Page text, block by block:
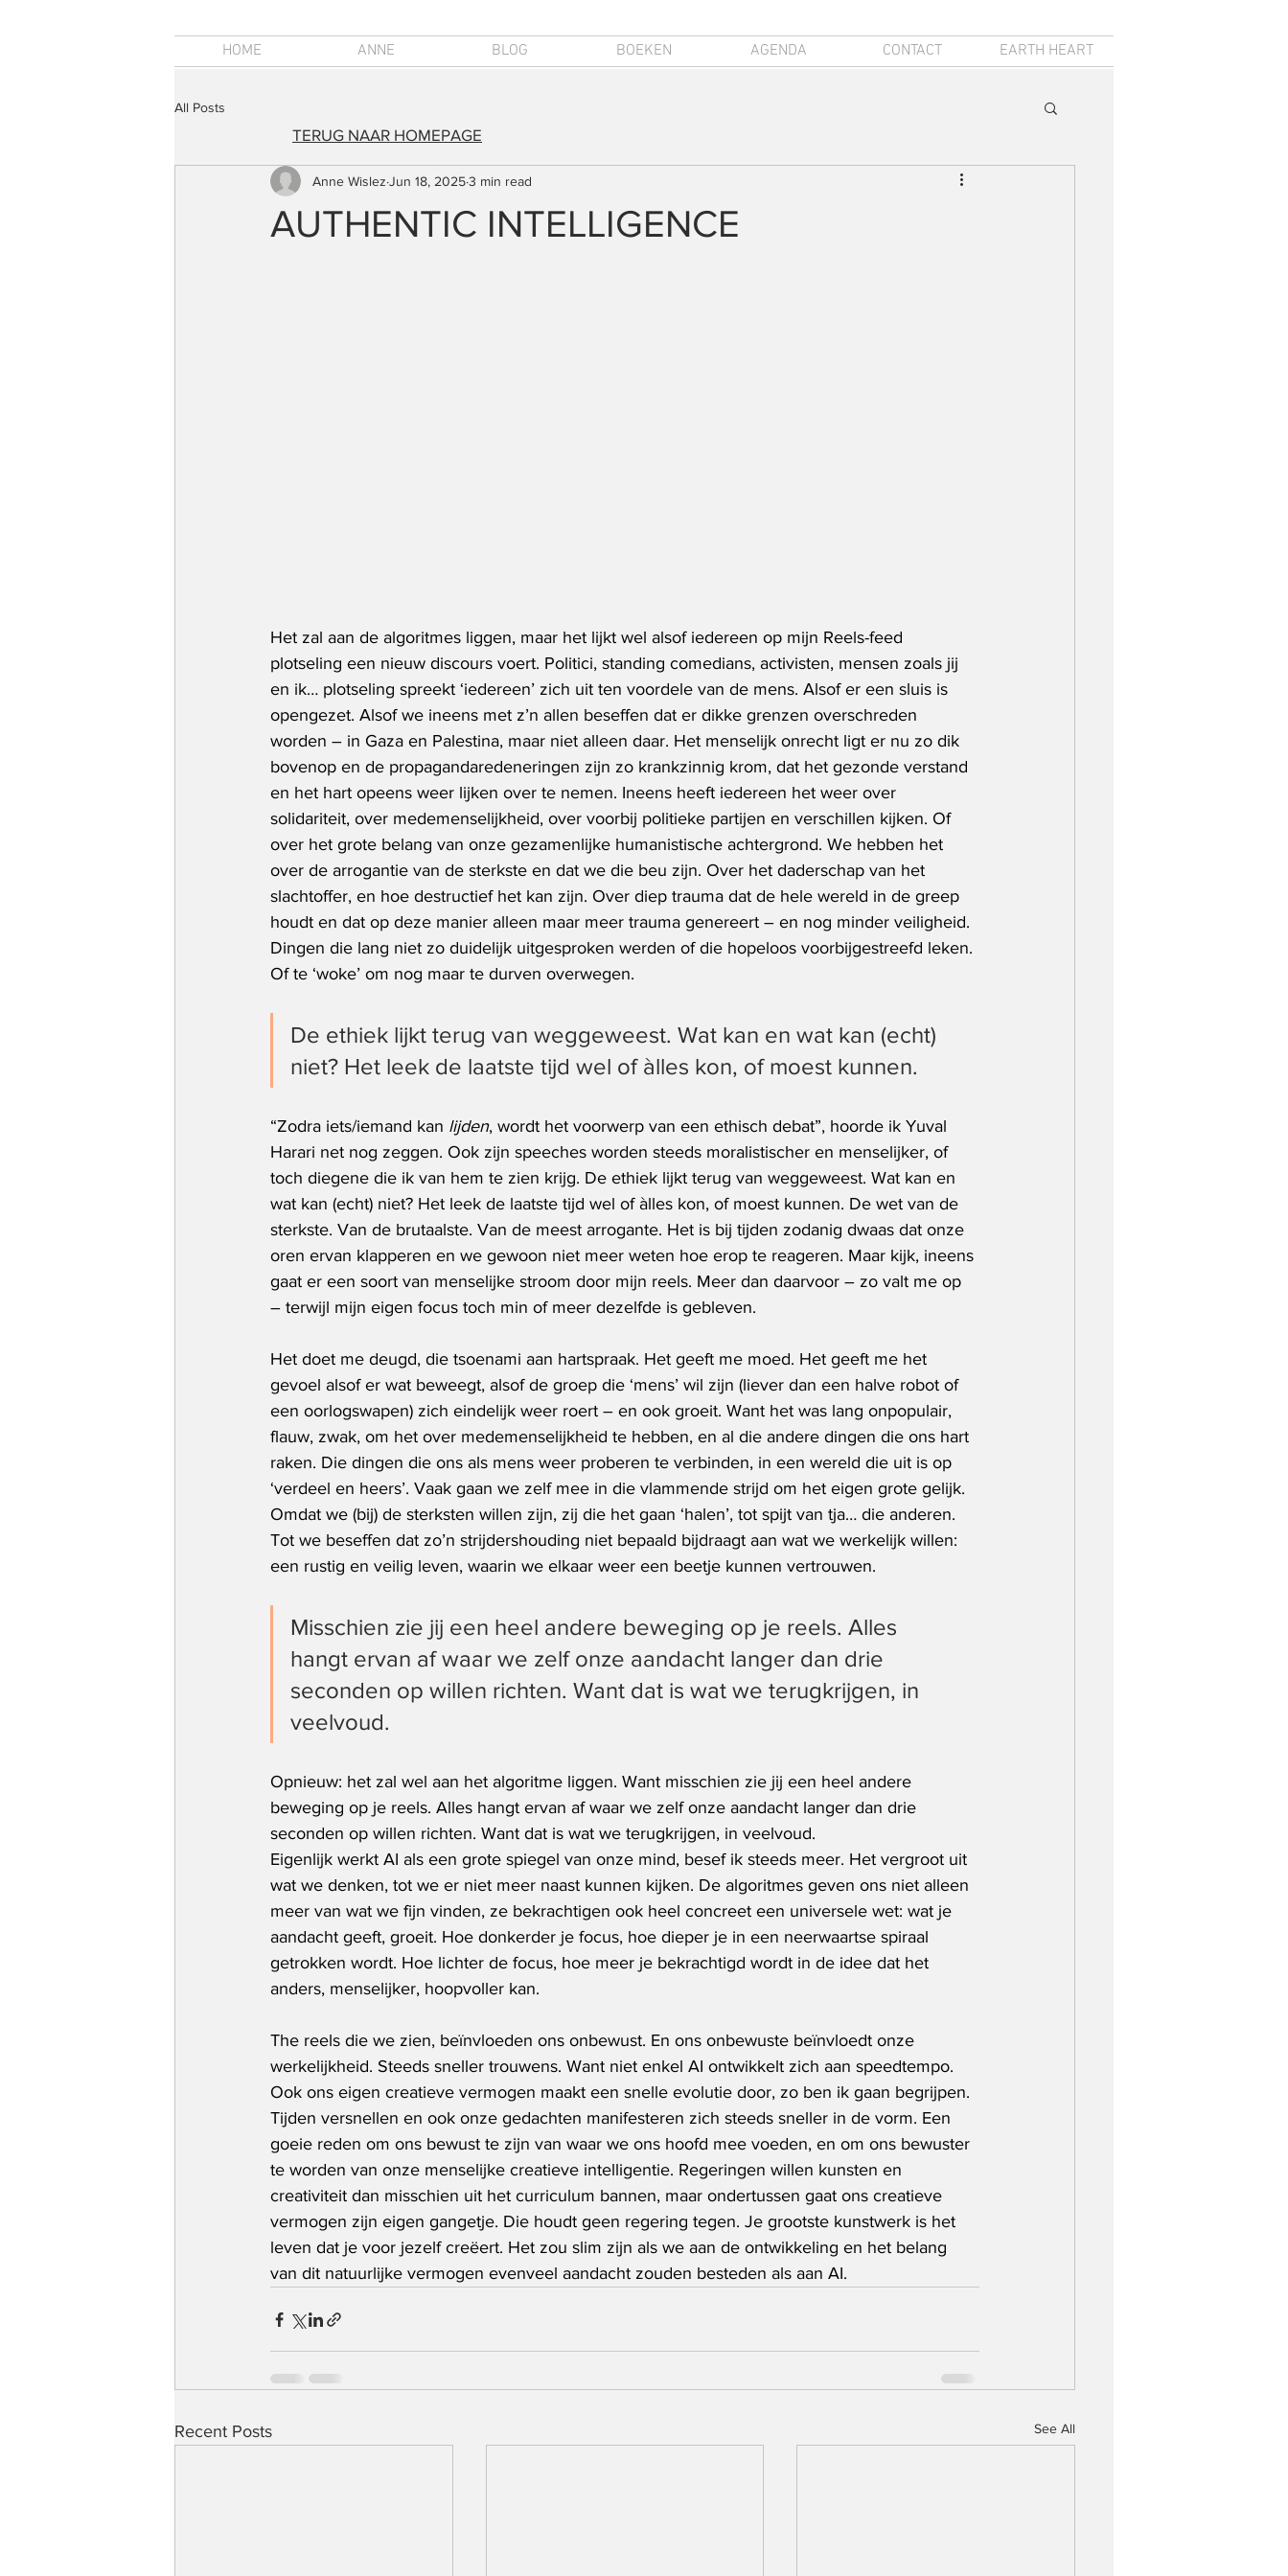
HOME ANNE BLOG BOEKEN AGENDA CONTACT EARTH HEART
All Posts
AUTHENTIC INTELLIGENCE
Anne Wislez Jun 18, 20253 min read
Het zal aan de algoritmes liggen, maar het lijkt wel alsof iedereen op mijn Reels-feed
plotseling een nieuw discours voert. Politici, standing comedians, activisten, mensen zoals jij
en ik… plotseling spreekt ‘iedereen’ zich uit ten voordele van de mens. Alsof er een sluis is
opengezet. Alsof we ineens met z’n allen beseffen dat er dikke grenzen overschreden
worden – in Gaza en Palestina, maar niet alleen daar. Het menselijk onrecht ligt er nu zo dik
bovenop en de propagandaredeneringen zijn zo krankzinnig krom, dat het gezonde verstand
en het hart opeens weer lijken over te nemen. Ineens heeft iedereen het weer over
solidariteit, over medemenselijkheid, over voorbij politieke partijen en verschillen kijken. Of
over het grote belang van onze gezamenlijke humanistische achtergrond. We hebben het
over de arrogantie van de sterkste en dat we die beu zijn. Over het daderschap van het
slachtoffer, en hoe destructief het kan zijn. Over diep trauma dat de hele wereld in de greep
houdt en dat op deze manier alleen maar meer trauma genereert – en nog minder veiligheid.
Dingen die lang niet zo duidelijk uitgesproken werden of die hopeloos voorbijgestreefd leken.
Of te ‘woke’ om nog maar te durven overwegen.
De ethiek lijkt terug van weggeweest. Wat kan en wat kan (echt)
niet? Het leek de laatste tijd wel of àlles kon, of moest kunnen.
“Zodra iets/iemand kan lijden, wordt het voorwerp van een ethisch debat”, hoorde ik Yuval
Harari net nog zeggen. Ook zijn speeches worden steeds moralistischer en menselijker, of
toch diegene die ik van hem te zien krijg. De ethiek lijkt terug van weggeweest. Wat kan en
wat kan (echt) niet? Het leek de laatste tijd wel of àlles kon, of moest kunnen. De wet van de
sterkste. Van de brutaalste. Van de meest arrogante. Het is bij tijden zodanig dwaas dat onze
oren ervan klapperen en we gewoon niet meer weten hoe erop te reageren. Maar kijk, ineens
gaat er een soort van menselijke stroom door mijn reels. Meer dan daarvoor – zo valt me op
– terwijl mijn eigen focus toch min of meer dezelfde is gebleven.
Het doet me deugd, die tsoenami aan hartspraak. Het geeft me moed. Het geeft me het
gevoel alsof er wat beweegt, alsof de groep die ‘mens’ wil zijn (liever dan een halve robot of
een oorlogswapen) zich eindelijk weer roert – en ook groeit. Want het was lang onpopulair,
flauw, zwak, om het over medemenselijkheid te hebben, en al die andere dingen die ons hart
raken. Die dingen die ons als mens weer proberen te verbinden, in een wereld die uit is op
‘verdeel en heers’. Vaak gaan we zelf mee in die vlammende strijd om het eigen grote gelijk.
Omdat we (bij) de sterksten willen zijn, zij die het gaan ‘halen’, tot spijt van tja… die anderen.
Tot we beseffen dat zo’n strijdershouding niet bepaald bijdraagt aan wat we werkelijk willen:
een rustig en veilig leven, waarin we elkaar weer een beetje kunnen vertrouwen.
Misschien zie jij een heel andere beweging op je reels. Alles
hangt ervan af waar we zelf onze aandacht langer dan drie
seconden op willen richten. Want dat is wat we terugkrijgen, in
veelvoud.
Opnieuw: het zal wel aan het algoritme liggen. Want misschien zie jij een heel andere
beweging op je reels. Alles hangt ervan af waar we zelf onze aandacht langer dan drie
seconden op willen richten. Want dat is wat we terugkrijgen, in veelvoud.
Eigenlijk werkt AI als een grote spiegel van onze mind, besef ik steeds meer. Het vergroot uit
wat we denken, tot we er niet meer naast kunnen kijken. De algoritmes geven ons niet alleen
meer van wat we fijn vinden, ze bekrachtigen ook heel concreet een universele wet: wat je
aandacht geeft, groeit. Hoe donkerder je focus, hoe dieper je in een neerwaartse spiraal
getrokken wordt. Hoe lichter de focus, hoe meer je bekrachtigd wordt in de idee dat het
anders, menselijker, hoopvoller kan.
The reels die we zien, beïnvloeden ons onbewust. En ons onbewuste beïnvloedt onze
werkelijkheid. Steeds sneller trouwens. Want niet enkel AI ontwikkelt zich aan speedtempo.
Ook ons eigen creatieve vermogen maakt een snelle evolutie door, zo ben ik gaan begrijpen.
Tijden versnellen en ook onze gedachten manifesteren zich steeds sneller in de vorm. Een
goeie reden om ons bewust te zijn van waar we ons hoofd mee voeden, en om ons bewuster
te worden van onze menselijke creatieve intelligentie. Regeringen willen kunsten en
creativiteit dan misschien uit het curriculum bannen, maar ondertussen gaat ons creatieve
vermogen zijn eigen gangetje. Die houdt geen regering tegen. Je grootste kunstwerk is het
leven dat je voor jezelf creëert. Het zou slim zijn als we aan de ontwikkeling en het belang
van dit natuurlijke vermogen evenveel aandacht zouden besteden als aan AI.
Recent Posts See All
TERUG NAAR HOMEPAGE